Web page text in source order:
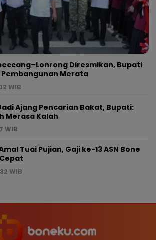
Diresmikan, Bupati
Merata
WIB
Ajang Pencarian Bakat, Bupati:
Merasa Kalah
WIB
Tuai Pujian, Gaji ke-13 ASN Bone
WIB